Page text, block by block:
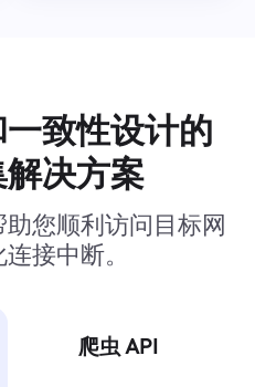
致性设计的
决方案
您顺利访问目标网
接中断。
爬虫 API